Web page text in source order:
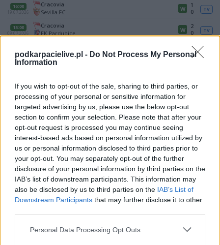
podkarpacielive.pl - Do Not Process My Personal
Information
If you wish to opt-out of the sale, sharing to third parties, or
processing of your personal or sensitive information for
targeted advertising by us, please use the below opt-out
section to confirm your selection. Please note that after your
opt-out request is processed you may continue seeing
interest-based ads based on personal information utilized by
us or personal information disclosed to third parties prior to
your opt-out. You may separately opt-out of the further
disclosure of your personal information by third parties on the
IAB’s list of downstream participants. This information may
also be disclosed by us to third parties on the IAB’s List of
Downstream Participants that may further disclose it to other
Please note that this website/app uses one or more Google
Personal Data Processing Opt Outs
16:00
19.07.2026
Cracovia
Sevilla FC
W
1
0
TV
15:00
09.07.2026
Cracovia
FK Pardubice
W
2
0
TV
ZOBACZ WIĘCEJ (1)
2026/2027 · MECZE SPARINGOWE
15:00
09.07.2026
Cracovia
FK Pardubice
P
CRACOVIA - OSTATNIE MECZE U SIEBIE
2026/2027 · EKSTRAKLASA
19:00
03.08.2026
Cracovia
Pogoń Szczecin
2
2026/2027 · MECZE SPARINGOWE
17:00
Cracovia
P
0
Sevilla FC
0